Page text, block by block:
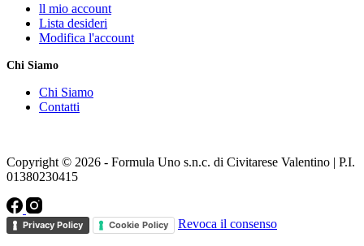
ll mio account
Lista desideri
Modifica l'account
Chi Siamo
Chi Siamo
Contatti
Copyright © 2026 - Formula Uno s.n.c. di Civitarese Valentino | P.I.
01380230415
Privacy Policy Cookie Policy Revoca il consenso